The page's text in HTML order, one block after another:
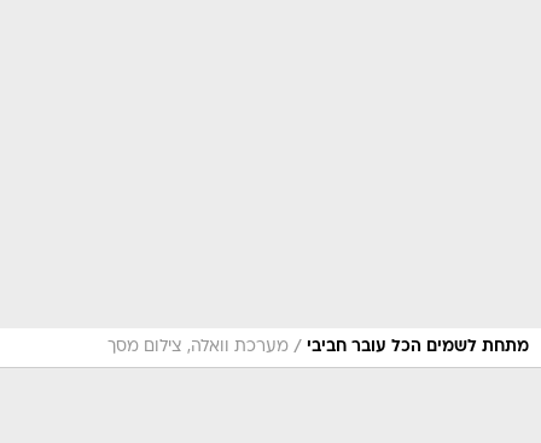
מתחת לשמים הכל עובר חביבי / מערכת וואלה, צילום מסך